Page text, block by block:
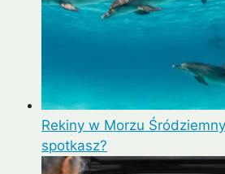
Rekiny w Morzu
spotkasz?